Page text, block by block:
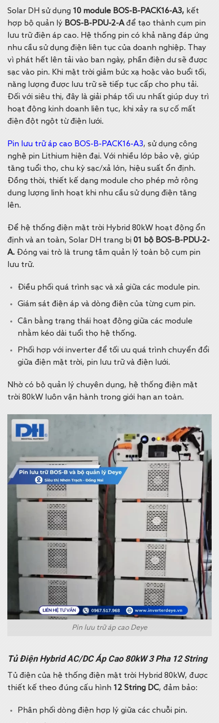
Solar DH sử dụng10 module BOS-B-PACK16-A3,kết
hợp bộ quản lýBOS-B-PDU-2-Ađể tạo thành cụm pin
lưu trữ điện áp cao. Hệ thống pin có khả năng đáp ứng
nhu cầu sử dụng điện liên tục của doanh nghiệp.Thay
vì phát hết lên tải vào ban ngày, phần điện dư sẽ được
sạc vào pin.Khi mặt trời giảm bức xạ hoặc vào buổi tối,
năng lượng được lưu trữ sẽ tiếp tục cấp cho phụ tải.
Đối với siêu thị, đây là giải pháp tối ưu nhất giúp duy trì
hoạt động kinh doanh liên tục, khi xảy ra sự cố mất
điện đột ngột từ điện lưới.
Pin lưu trữ áp cao BOS-B-PACK16-A3, sử dụng công
nghệ pin Lithium hiện đại. Với nhiều lớp bảo vệ, giúp
tăng tuổi thọ, chu kỳ sạc/xả lớn, hiệu suất ổn định.
Đồng thời, thiết kế dạng module cho phép mở rộng
dung lượng linh hoạt khi nhu cầu sử dụng điện tăng
lên.
Để hệ thống điện mặt trời Hybrid 80kW hoạt động ổn
định và an toàn, Solar DH trang bị01 bộ BOS-B-PDU-2-
A.Đóng vai trò là trung tâm quản lý toàn bộ cụm pin
lưu trữ.
Điều phối quá trình sạc và xả giữa các module pin.
Giám sát điện áp và dòng điện của từng cụm pin.
Cân bằng trạng thái hoạt động giữa các module
nhằm kéo dài tuổi thọ hệ thống.
Phối hợp với inverter để tối ưu quá trình chuyển đổi
giữa điện mặt trời, pin lưu trữ và điện lưới.
Nhờ có bộ quản lý chuyên dụng, hệ thống điện mặt
trời 80kW luôn vận hành trong giới hạn an toàn.
Pin lưu trữ áp cao Deye
Tủ Điện Hybrid AC/DC Áp Cao 80kW 3 Pha 12 String
Tủ điện của hệ thống điện mặt trời Hybrid 80kW, được
thiết kế theo đúng cấu hình12 String DC, đảm bảo:
Phân phối dòng điện hợp lý giữa các chuỗi pin.